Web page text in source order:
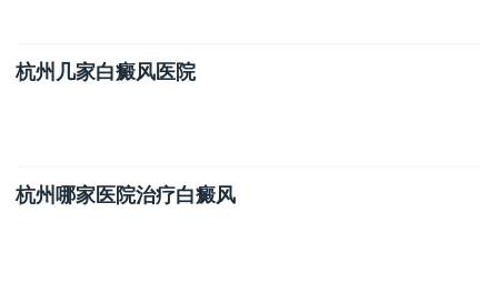
杭州几家白癜风医院
杭州哪家医院治疗白癜风